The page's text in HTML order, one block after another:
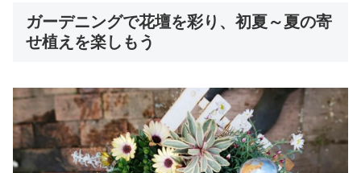
ガーデニングで花壇を彩り、初夏～夏の寄
せ植えを楽しもう